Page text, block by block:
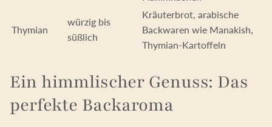
Thymian
würzig bis
süßlich
Kräuterbrot, arabische
Backwaren wie Manakish,
Thymian-Kartoffeln
Ein himmlischer Genuss: Das
perfekte Backaroma